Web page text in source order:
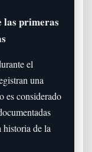
las primeras
el
una
es considerado
historia de la